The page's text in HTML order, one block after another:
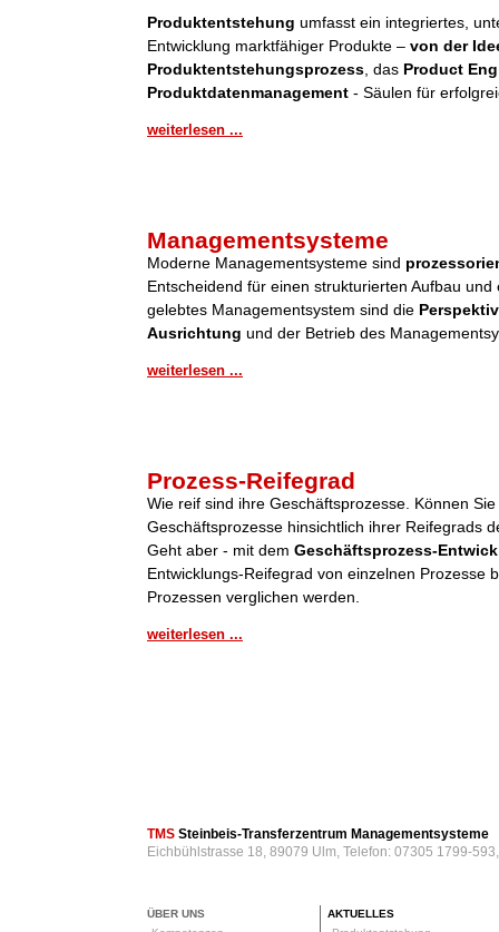
Produktentstehung umfasst ein integriertes,
Entwicklung marktfähiger Produkte – von der
Produktentstehungsprozess , das Product
Produktdatenmanagement - Säulen für
weiterlesen ...
Managementsysteme
Moderne Managementsysteme sind
Entscheidend für einen strukturierten Aufbau
gelebtes Managementsystem sind die
Ausrichtung und der Betrieb des
weiterlesen ...
Prozess-Reifegrad
Wie reif sind ihre Geschäftsprozesse. Können
Geschäftsprozesse hinsichtlich ihrer Reifegrads
Geht aber - mit dem Geschäftsprozess-
Entwicklungs-Reifegrad von einzelnen Prozesse
Prozessen verglichen werden.
weiterlesen ...
TMS Steinbeis-Transferzentrum Managementsysteme
Eichbühlstrasse 18, 89079 Ulm, Telefon: 07305 1799-
ÜBER UNS
AKTUELLES